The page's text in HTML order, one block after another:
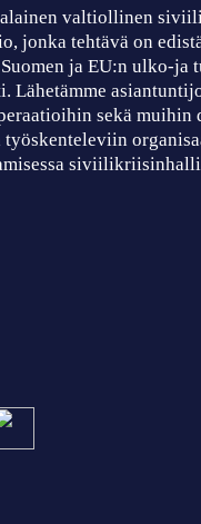
valtiollinen
jonka tehtävä on
ja EU:n ulko-
Lähetämme
sekä muihin